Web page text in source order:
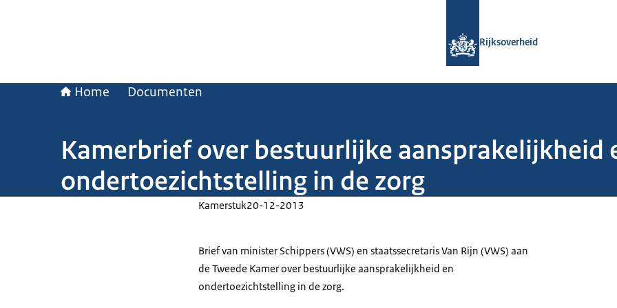
Rijksoverheid
Home Documenten
Kamerbrief over bestuurlijke aansprakelijkheid
ondertoezichtstelling in de zorg
Kamerstuk20-12-2013
Brief van minister Schippers (VWS) en staatssecretaris Van Rijn (VWS) aan
de Tweede Kamer over bestuurlijke aansprakelijkheid en
ondertoezichtstelling in de zorg.